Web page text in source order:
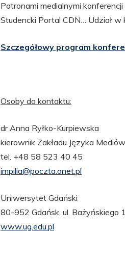
Patronami medialnymi
Studencki Portal CDN… Udział w
Szczegółowy program
Osoby do kontaktu:
dr Anna Ryłko-Kurpiewska
kierownik Zakładu Języka Mediów
tel. +48 58 523 40 45
impilia@poczta.onet.pl
Uniwersytet Gdański
80-952 Gdańsk, ul. Bażyńskiego
www.ug.edu.pl